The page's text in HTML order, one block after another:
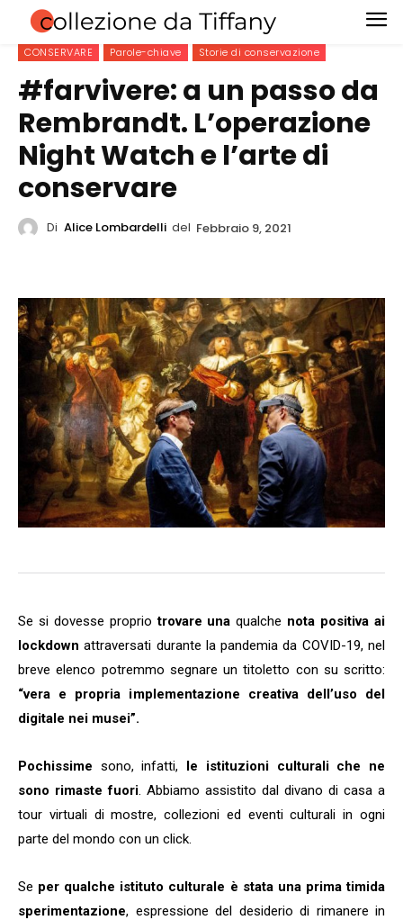
CONSERVARE Parole-chiave Storie di conservazione
#farvivere: a un passo da
Rembrandt. L’operazione
Night Watch e l’arte di
conservare
Di Alice Lombardelli del Febbraio 9, 2021
Se si dovesse propriotrovare una qualche nota positiva ai
lockdown attraversati durante la pandemia da COVID-19, nel
breve elenco potremmo segnare un titoletto con su scritto:
“vera e propria implementazione creativa dell’uso del
digitale nei musei”.
Pochissime sono, infatti, le istituzioni culturali che ne
sono rimaste fuori . Abbiamo assistito dal divano di casa a
tour virtuali di mostre, collezioni ed eventi culturali in ogni
parte del mondo con un click.
Se per qualche istituto culturale è stata una prima timida
sperimentazione, espressione del desiderio di rimanere in